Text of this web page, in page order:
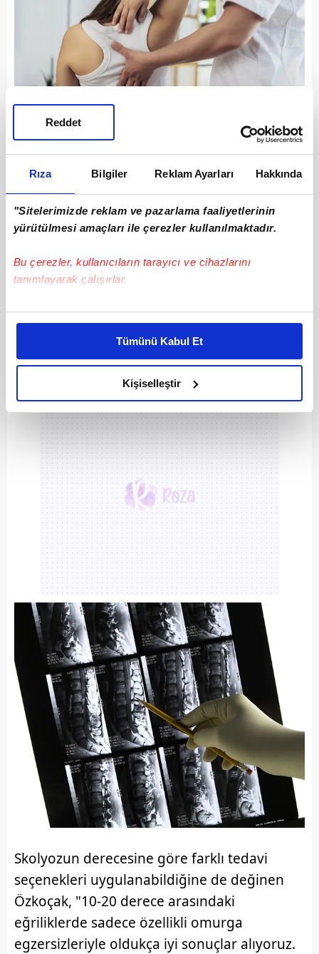
Rıza Bilgiler Reklam Ayarları Hakkında
"Sitelerimizde reklam ve pazarlama faaliyetlerinin
yürütülmesi amaçları ile çerezler kullanılmaktadır.
Bu çerezler, kullanıcıların tarayıcı ve cihazlarını
tanımlayarak çalışırlar.
Bu çerezlere izin vermeniz halinde sizlere özel
daha iyi reklam deneyimi yaşatabiliriz. Bunu yaparken
amacımızın size daha iyi bir reklam deneyimi sunmak
olduğunu ve sizlere en iyi içerikleri sunabilmek adına
elimizden gelen çabayı gösterdiğimizi ve bu noktada,
reklamların maliyetlerimizi karşılamak noktasında tek gelir
kalemimiz olduğunu sizlere hatırlatmak isteriz.
Her halükârda, kullanıcılar, bu çerezlere izin vermedikleri
takdirde, kullanıcılara hedefli reklamlar
gösterilmeyecektir."
Sizlere daha iyi bir hizmet sunabilmek için İnternet
Sitemizde kendimize ve üçüncü kişilere ait çerezler
kullanılmaktadır. Bu çerezler vasıtasıyla çeşitli kişisel
verileriniz işlenmekte olup gerekli olan çerezler bilgi
toplumu hizmetlerinin sunulması amacıyla
kullanılmaktadır. Diğer çerezler, sitemizin daha işlevsel
kılınması ve kişiselleştirilmesi ve sizlere yönelik
reklam/pazarlama faaliyetlerinin yapılması, amaçlarıyla
sınırlı olarak açık rızanız dahilinde kullanılacaktır.
Çerezlere ilişkin tercihlerinizi aşağıda yer alan panel
vasıtasıyla belirleyebilirsiniz. Çerezlere ilişkin detaylı bilgi
için Ayarlar butonuna tıklayabilir,Çerez Bilgilendirme
Metnimizi
ziyaret edebilirsiniz.
6698 sayılı Kişisel Verilerin Korunması Kanunu uyarınca
hazırlanmış Aydınlatma Metnimizi okumak ve sitemizde
ilgili mevzuata uygun olarak kullanılan çerezlerle ilgili bilgi
Tümünü Kabul Et
Kişiselleştir
Reddet
Özkoçak, skolyozun erken fark edilmesinin
belirterek, "Omuz seviyelerinde dengesizlik,
kürek kemiklerinin birinin daha belirgin
olması, bel ve kalça bölgesinde asimetri,
gözlemlenmeli." ifadelerini kullandı.
Skolyozun derecesine göre farklı tedavi
seçenekleri uygulanabildiğine de değinen
Özkoçak, "10-20 derece arasındaki
eğriliklerde sadece özellikli omurga
egzersizleriyle oldukça iyi sonuçlar alıyoruz.